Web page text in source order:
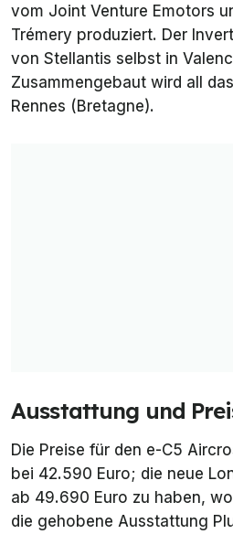
vom Joint Venture Emotors
Trémery produziert. Der
von Stellantis selbst in
Zusammengebaut wird all
Rennes (Bretagne).
Ausstattung und
Die Preise für den e-C5
bei 42.590 Euro; die neue
ab 49.690 Euro zu haben,
die gehobene Ausstattung